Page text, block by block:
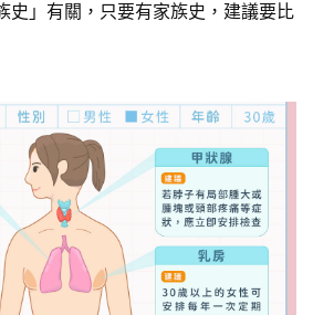
史」有關，只要有家族史，建議要比